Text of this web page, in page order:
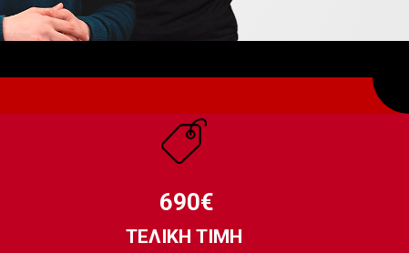
690€
ΤΕΛΙΚΗ ΤΙΜΗ